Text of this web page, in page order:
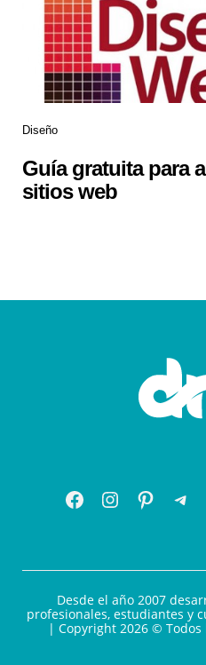
Diseño
Guía gratuita para
sitios web
Desde el año 2007
profesionales, estudiantes y
| Copyright 2026 ©